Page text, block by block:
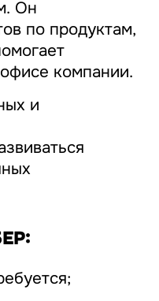
Он
по продуктам,
компании.
и